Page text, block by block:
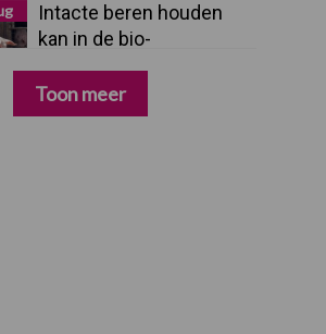
Intacte beren houden
kan in de bio-
dan moet alles kloppen
Toon meer